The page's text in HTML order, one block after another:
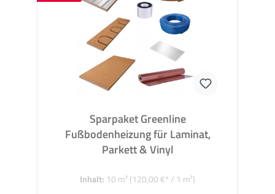
Sparpaket Greenline
Fußbodenheizung für Laminat,
Parkett & Vinyl
Inhalt: 10 m² (120,00 €* / 1 m²)